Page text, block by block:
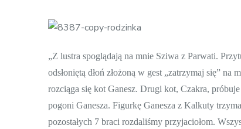
„Z lustra spoglądają na mnie Sziwa z Parwati.
odsłoniętą dłoń złożoną w gest „zatrzymaj się”
rozciąga się kot Ganesz. Drugi kot, Czakra,
pogoni Ganesza. Figurkę Ganesza z Kalkuty
pozostałych 7 braci rozdaliśmy przyjaciołom.
Post
navigation